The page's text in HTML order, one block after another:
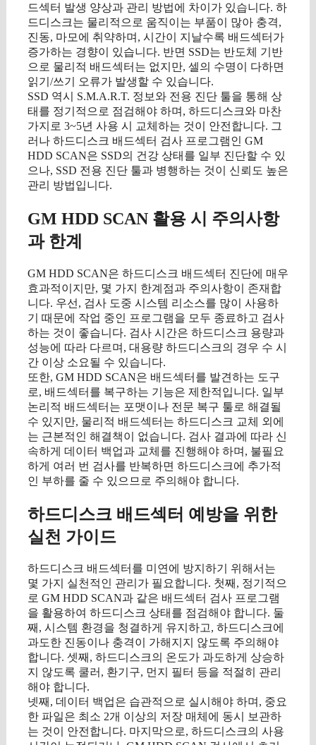
드섹터 발생 양상과 관리 방법에 차이가 있습니다. 하
드디스크는 물리적으로 움직이는 부품이 많아 충격,
진동, 마모에 취약하며, 시간이 지날수록 배드섹터가
증가하는 경향이 있습니다. 반면 SSD는 반도체 기반
으로 물리적 배드섹터는 없지만, 셀의 수명이 다하면
읽기/쓰기 오류가 발생할 수 있습니다.
SSD 역시 S.M.A.R.T. 정보와 전용 진단 툴을 통해 상
태를 정기적으로 점검해야 하며, 하드디스크와 마찬
가지로 3~5년 사용 시 교체하는 것이 안전합니다. 그
러나 하드디스크 배드섹터 검사 프로그램인 GM
HDD SCAN은 SSD의 건강 상태를 일부 진단할 수 있
으나, SSD 전용 진단 툴과 병행하는 것이 신뢰도 높은
관리 방법입니다.
GM HDD SCAN 활용 시 주의사항
과 한계
GM HDD SCAN은 하드디스크 배드섹터 진단에 매우
효과적이지만, 몇 가지 한계점과 주의사항이 존재합
니다. 우선, 검사 도중 시스템 리소스를 많이 사용하
기 때문에 작업 중인 프로그램을 모두 종료하고 검사
하는 것이 좋습니다. 검사 시간은 하드디스크 용량과
성능에 따라 다르며, 대용량 하드디스크의 경우 수 시
간 이상 소요될 수 있습니다.
또한, GM HDD SCAN은 배드섹터를 발견하는 도구
로, 배드섹터를 복구하는 기능은 제한적입니다. 일부
논리적 배드섹터는 포맷이나 전문 복구 툴로 해결될
수 있지만, 물리적 배드섹터는 하드디스크 교체 외에
는 근본적인 해결책이 없습니다. 검사 결과에 따라 신
속하게 데이터 백업과 교체를 진행해야 하며, 불필요
하게 여러 번 검사를 반복하면 하드디스크에 추가적
인 부하를 줄 수 있으므로 주의해야 합니다.
하드디스크 배드섹터 예방을 위한
실천 가이드
하드디스크 배드섹터를 미연에 방지하기 위해서는
몇 가지 실천적인 관리가 필요합니다. 첫째, 정기적으
로 GM HDD SCAN과 같은 배드섹터 검사 프로그램
을 활용하여 하드디스크 상태를 점검해야 합니다. 둘
째, 시스템 환경을 청결하게 유지하고, 하드디스크에
과도한 진동이나 충격이 가해지지 않도록 주의해야
합니다. 셋째, 하드디스크의 온도가 과도하게 상승하
지 않도록 쿨러, 환기구, 먼지 필터 등을 적절히 관리
해야 합니다.
넷째, 데이터 백업은 습관적으로 실시해야 하며, 중요
한 파일은 최소 2개 이상의 저장 매체에 동시 보관하
는 것이 안전합니다. 마지막으로, 하드디스크의 사용